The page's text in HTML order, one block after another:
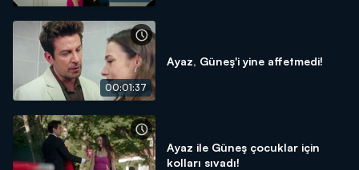
00:01:37
Ayaz, Güneş'i yine affetmedi!
Ayaz ile Güneş çocuklar için
kolları sıvadı!